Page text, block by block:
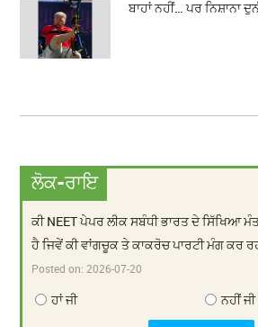
ਬਾਹਾਂ ਨਹੀਂ… ਪਰ ਨਿਸ਼ਾਨਾ
ਲੋਕ-ਰਾਇ
ਕੀ NEET ਪੇਪਰ ਲੀਕ ਸਬੰਧੀ ਭਾਰਤ ਦੇ ਸਿੱਖਿਆ
ਹੈ ਜਿਵੇਂ ਕੀ ਵਾਂਗਚੂਕ ਤੇ ਕਾਕਰੋਚ ਪਾਰਟੀ ਮੰਗ ਕਰ
Posted on:2026-07-20
ਹਾਂ ਜੀ ਨਹੀਂ ਜੀ